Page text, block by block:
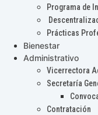
Programa de
Prácticas
Bienestar
Administrativo
Vicerrectora
Secretaría
Contratación